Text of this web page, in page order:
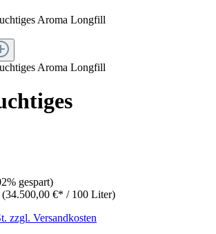
gespart)
(34.500,00 €* / 100 Liter)
zzgl. Versandkosten